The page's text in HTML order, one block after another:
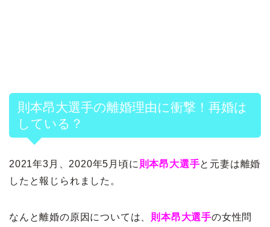
則本昂大選手の離婚理由に衝撃！再婚は
している？
2021年3月、2020年5月頃に 則本昂大選手と元妻は離婚
したと報じられました。
なんと離婚の原因については、 則本昂大選手の女性問